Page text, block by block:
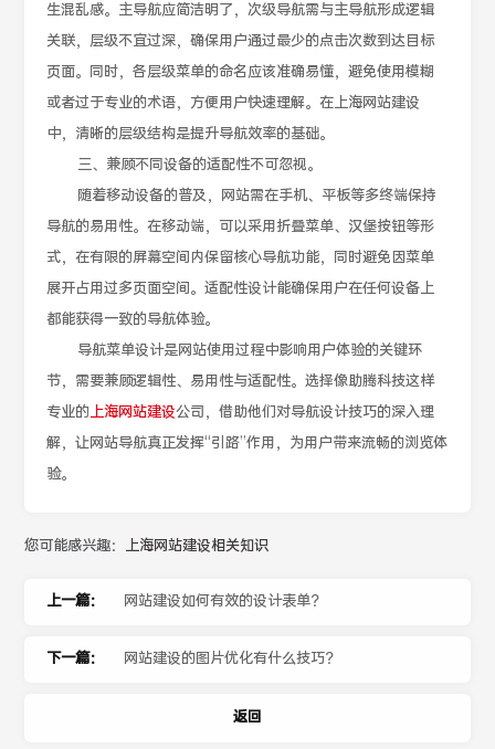
生混乱感。主导航应简洁明了，次级导航需与主导航形成逻辑
关联，层级不宜过深，确保用户通过最少的点击次数到达目标
页面。同时，各层级菜单的命名应该准确易懂，避免使用模糊
或者过于专业的术语，方便用户快速理解。在上海网站建设
中，清晰的层级结构是提升导航效率的基础。
三、兼顾不同设备的适配性不可忽视。
随着移动设备的普及，网站需在手机、平板等多终端保持
导航的易用性。在移动端，可以采用折叠菜单、汉堡按钮等形
式，在有限的屏幕空间内保留核心导航功能，同时避免因菜单
展开占用过多页面空间。适配性设计能确保用户在任何设备上
都能获得一致的导航体验。
导航菜单设计是网站使用过程中影响用户体验的关键环
节，需要兼顾逻辑性、易用性与适配性。选择像助腾科技这样
专业的上海网站建设公司，借助他们对导航设计技巧的深入理
解，让网站导航真正发挥“引路”作用，为用户带来流畅的浏览体
验。
您可能感兴趣： 上海网站建设相关知识
上一篇： 网站建设如何有效的设计表单？
下一篇： 网站建设的图片优化有什么技巧？
返回